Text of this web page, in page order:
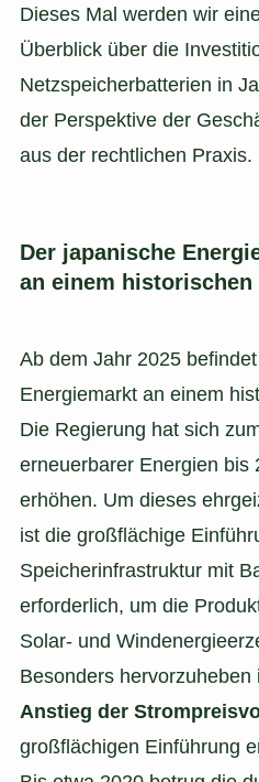
Dieses Mal werden wir
Überblick über die
Netzspeicherbatterien in
der Perspektive der
aus der rechtlichen Praxis.
Der japanische
an einem historischen
Ab dem Jahr 2025
Energiemarkt an einem
Die Regierung hat sich
erneuerbarer Energien bis
erhöhen. Um dieses
ist die großflächige
Speicherinfrastruktur mit
erforderlich, um die
Solar- und
Besonders hervorzuheben
Anstieg der
großflächigen Einführung